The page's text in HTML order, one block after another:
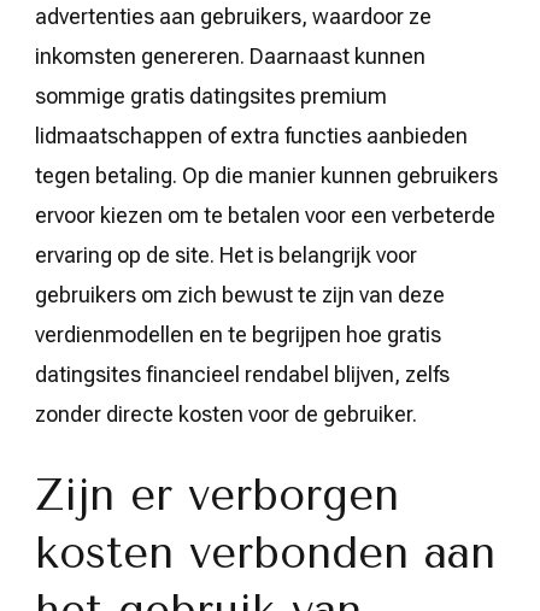
advertenties aan gebruikers, waardoor ze
inkomsten genereren. Daarnaast kunnen
sommige gratis datingsites premium
lidmaatschappen of extra functies aanbieden
tegen betaling. Op die manier kunnen gebruikers
ervoor kiezen om te betalen voor een verbeterde
ervaring op de site. Het is belangrijk voor
gebruikers om zich bewust te zijn van deze
verdienmodellen en te begrijpen hoe gratis
datingsites financieel rendabel blijven, zelfs
zonder directe kosten voor de gebruiker.
Zijn er verborgen
kosten verbonden aan